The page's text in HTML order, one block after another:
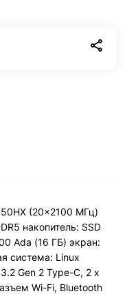
(20x2100 МГц)
накопитель: SSD
Ada (16 ГБ) экран:
система: Linux
Gen 2 Type-C, 2 х
Wi-Fi, Bluetooth